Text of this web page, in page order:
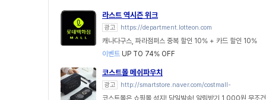
라스트 역시즌 위크
광고 https://department.lotteon.com
캐나다구스, 파라점퍼스 중복 할인 10% + 카드 할인 10%
이벤트 UP TO 74% OFF
코스트몰 메쉬파우치
광고 http://smartstore.naver.com/costmall-
코스트몰은 쇼핑몰 성지! 당일발송! 알림받기 1,000원 무조